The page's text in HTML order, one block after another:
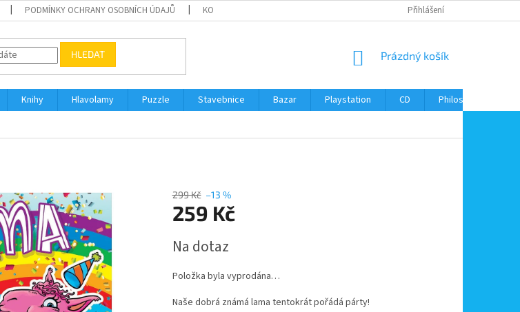
PODMÍNKY OCHRANY OSOBNÍCH ÚDAJŮ KONTAKTY Přihlášení
HLEDAT
NÁKUPNÍ
Prázdný košík
Knihy Hlavolamy Puzzle Stavebnice Bazar Playstation CD Philos
299 Kč –13 %
259 Kč
cena:
Na dotaz
Položka byla vyprodána…
Naše dobrá známá lama tentokrát pořádá párty!